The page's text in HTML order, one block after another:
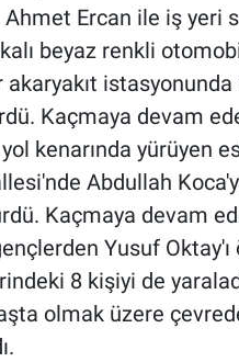
Ercan ile iş yeri
beyaz renkli
istasyonunda
Kaçmaya devam
kenarında yürüyen
Abdullah
Kaçmaya devam
Yusuf Oktay'ı
8 kişiyi de
olmak üzere